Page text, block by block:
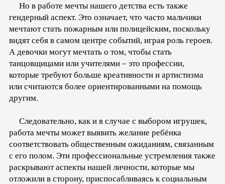
Но в работе мечты нашего детства есть также
гендерный аспект. Это означает, что часто мальчики
мечтают стать пожарным или полицейским, поскольку
видят себя в самом центре событий, играя роль героев.
А девочки могут мечтать о том, чтобы стать
танцовщицами или учителями – это профессии,
которые требуют больше креативности и артистизма
или считаются более ориентированными на помощь
другим.
Следовательно, как и в случае с выбором игрушек,
работа мечты может выявить желание ребёнка
соответствовать общественным ожиданиям, связанным
с его полом. Эти профессиональные устремления также
раскрывают аспекты нашей личности, которые мы
отложили в сторону, приспосабливаясь к социальным